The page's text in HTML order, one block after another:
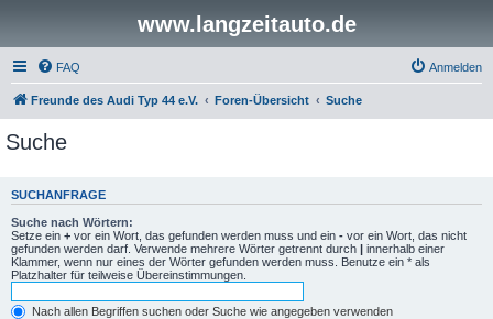
www.langzeitauto.de
FAQ Anmelden
Freunde des Audi Typ 44 e.V. Foren-Übersicht Suche
Suche
SUCHANFRAGE
Suche nach Wörtern:
Setze ein + vor ein Wort, das gefunden werden muss und ein - vor ein Wort, das nicht
gefunden werden darf. Verwende mehrere Wörter getrennt durch | innerhalb einer
Klammer, wenn nur eines der Wörter gefunden werden muss. Benutze ein * als
Platzhalter für teilweise Übereinstimmungen.
Nach allen Begriffen suchen oder Suche wie angegeben verwenden